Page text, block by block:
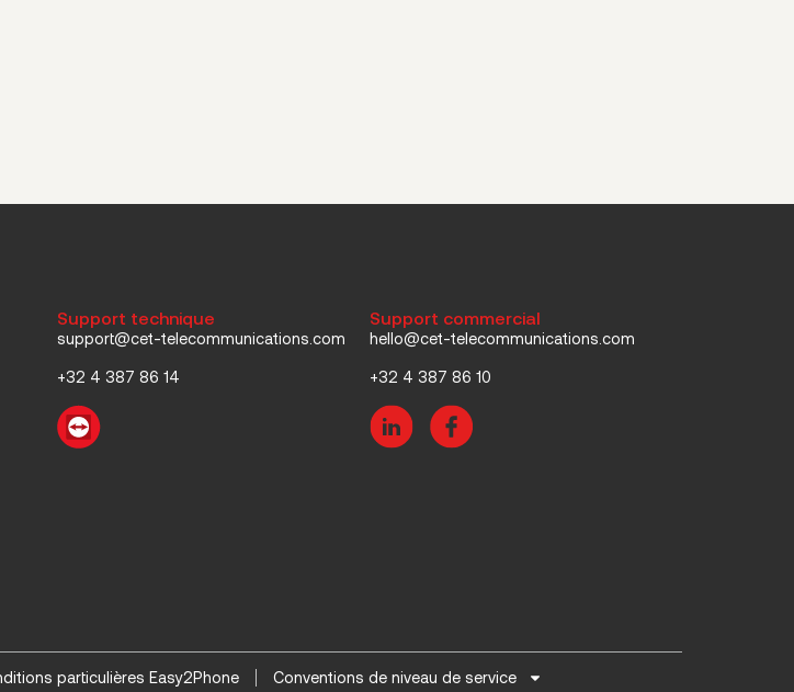
Support technique
support@cet-telecommunications.com
+32 4 387 86 14
Support commercial
hello@cet-telecommunications.com
+32 4 387 86 10
particulières Easy2Phone Conventions de niveau de service